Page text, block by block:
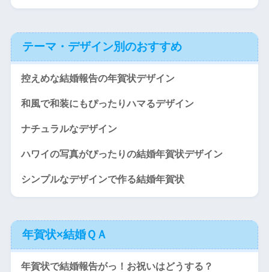
テーマ・デザイン別のおすすめ
控えめな結婚報告の年賀状デザイン
和風で和装にもぴったりハマるデザイン
ナチュラルなデザイン
ハワイの写真がぴったりの結婚年賀状デザイン
シンプルなデザインで作る結婚年賀状
年賀状×結婚ＱＡ
年賀状で結婚報告がっ！お祝いはどうする？